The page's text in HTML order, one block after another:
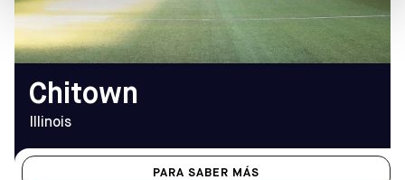
EMAIL
chitown@sofive.com
Chitown
Illinois
PARA SABER MÁS